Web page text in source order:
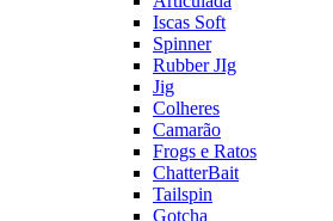
Iscas Soft
Spinner
Rubber JIg
Jig
Colheres
Camarão
Frogs e Ratos
ChatterBait
Tailspin
Gotcha